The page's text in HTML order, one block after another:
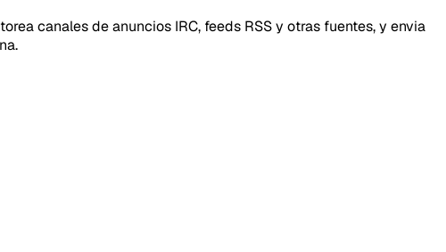
canales de anuncios IRC, feeds RSS y otras fuentes, y envia